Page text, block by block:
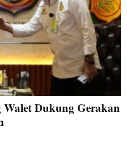
Walet Dukung Gerakan